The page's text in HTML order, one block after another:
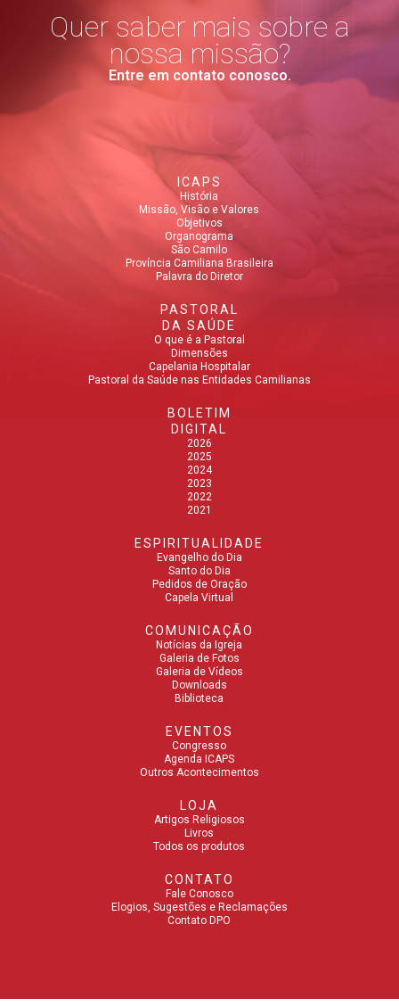
Quer saber mais sobre a
nossa missão?
Entre em contato conosco.
ICAPS
História
Missão, Visão e Valores
Objetivos
Organograma
São Camilo
Província Camiliana Brasileira
Palavra do Diretor
PASTORAL
DA SAÚDE
O que é a Pastoral
Dimensões
Capelania Hospitalar
Pastoral da Saúde nas Entidades Camilianas
BOLETIM
DIGITAL
2026
2025
2024
2023
2022
2021
ESPIRITUALIDADE
Evangelho do Dia
Santo do Dia
Pedidos de Oração
Capela Virtual
COMUNICAÇÃO
Notícias da Igreja
Galeria de Fotos
Galeria de Vídeos
Downloads
Biblioteca
EVENTOS
Congresso
Agenda ICAPS
Outros Acontecimentos
LOJA
Artigos Religiosos
Livros
Todos os produtos
CONTATO
Fale Conosco
Elogios, Sugestões e Reclamações
Contato DPO